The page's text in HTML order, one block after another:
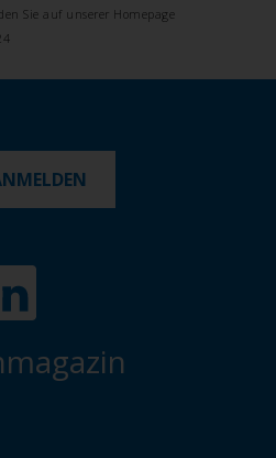
Sie auf unserer Homepage